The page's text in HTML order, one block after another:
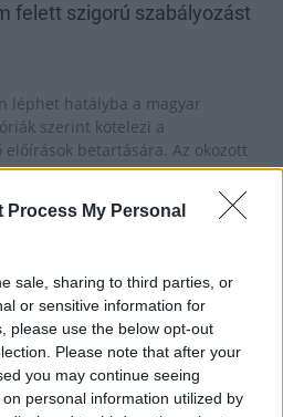
Process My Personal
sale, sharing to third parties, or
or sensitive information for
please use the below opt-out
Please note that after your
you may continue seeing
personal information utilized by
felett szigorú szabályozást
léphet hatályba a magyar
szerint kötelezi a
betartására. Az okozott
is lesz.